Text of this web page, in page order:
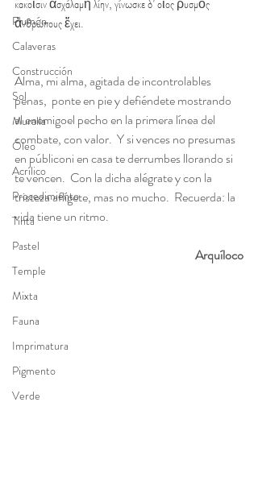
Plumón
Calaveras
Construcción
Sol
Muralla
Óleo
Acrílico
Procedimiento
Tinta
Pastel
Temple
Mixta
Fauna
Imprimatura
Pigmento
Verde
ἀνθρώπους ἔχει.
Alma, mi alma, agitada de incontrolables
penas,  ponte en pie y defiéndete mostrando
al enemigoel pecho en la primera línea del
combate, con valor.  Y si vences no presumas
en públiconi en casa te derrumbes llorando si
te vencen.  Con la dicha alégrate y con la
tristeza aflígete, mas no mucho.  Recuerda: la
vida tiene un ritmo.
Arquíloco